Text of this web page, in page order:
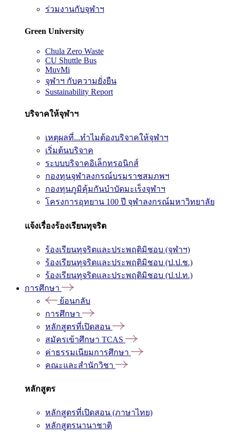
ร่วมงานกับจุฬาฯ
Green University
Chula Zero Waste
CU Shuttle Bus
MuvMi
จุฬาฯ กับความยั่งยืน
Sustainability Report
บริจาคให้จุฬาฯ
เหตุผลที่...ทำไมต้องบริจาคให้จุฬาฯ
เริ่มต้นบริจาค
ระบบบริจาคอิเล็กทรอนิกส์
กองทุนจุฬาลงกรณ์บรมราชสมภพฯ
กองทุนภูมิคุ้มกันบำบัดมะเร็งจุฬาฯ
โครงการอุทยาน 100 ปี จุฬาลงกรณ์มหาวิทยาลัย
แจ้งเรื่องร้องเรียนทุจริต
ร้องเรียนทุจริตและประพฤติมิชอบ (จุฬาฯ)
ร้องเรียนทุจริตและประพฤติมิชอบ (ป.ป.ช.)
ร้องเรียนทุจริตและประพฤติมิชอบ (ป.ป.ท.)
การศึกษา
ย้อนกลับ
การศึกษา
หลักสูตรที่เปิดสอน
สมัครเข้าศึกษา TCAS
ค่าธรรมเนียมการศึกษา
คณะและสำนักวิชา
หลักสูตร
หลักสูตรที่เปิดสอน (ภาษาไทย)
หลักสูตรนานาชาติ